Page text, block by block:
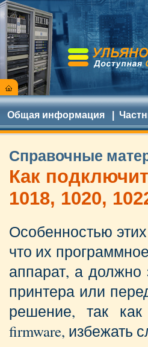
Общая информация
Справочные
Как
1018, 1020,
Особенностью
что их
аппарат, а должно
принтера или
решение, так
firmware, избежать